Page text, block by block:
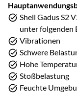
Shell Gadus S2
unter folgenden
Vibrationen
Schwere
Hohe
Stoßbelastung
Feuchte